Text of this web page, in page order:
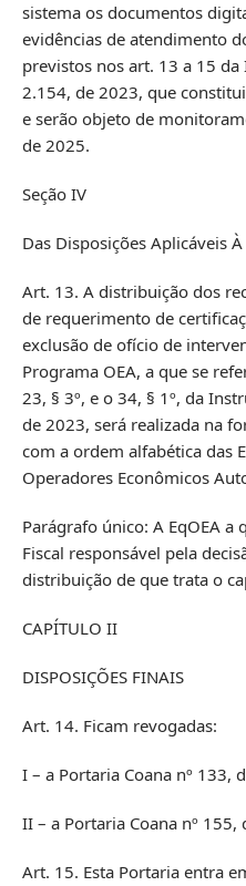
sistema os documentos
evidências de atendimento
previstos nos art. 13 a 15
2.154, de 2023, que
e serão objeto de
de 2025.
Seção IV
Das Disposições Aplicáveis
Art. 13. A distribuição dos
de requerimento de
exclusão de ofício de
Programa OEA, a que se
23, § 3º, e o 34, § 1º, da
de 2023, será realizada na
com a ordem alfabética das
Operadores Econômicos
Parágrafo único: A EqOEA
Fiscal responsável pela
distribuição de que trata o
CAPÍTULO II
DISPOSIÇÕES FINAIS
Art. 14. Ficam revogadas:
I – a Portaria Coana nº 133,
II – a Portaria Coana nº
Art. 15. Esta Portaria entra